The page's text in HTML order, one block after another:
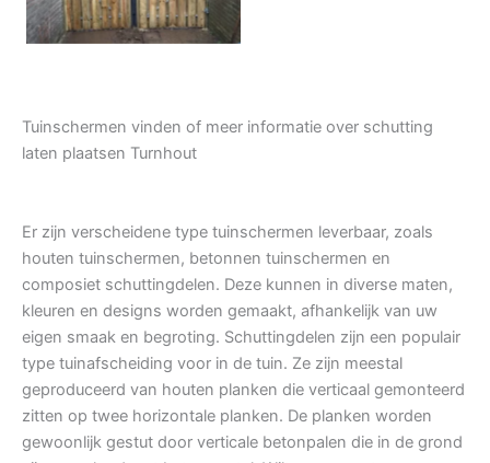
Tuinschermen vinden of meer informatie over schutting
laten plaatsen Turnhout
Er zijn verscheidene type tuinschermen leverbaar, zoals
houten tuinschermen, betonnen tuinschermen en
composiet schuttingdelen. Deze kunnen in diverse maten,
kleuren en designs worden gemaakt, afhankelijk van uw
eigen smaak en begroting. Schuttingdelen zijn een populair
type tuinafscheiding voor in de tuin. Ze zijn meestal
geproduceerd van houten planken die verticaal gemonteerd
zitten op twee horizontale planken. De planken worden
gewoonlijk gestut door verticale betonpalen die in de grond